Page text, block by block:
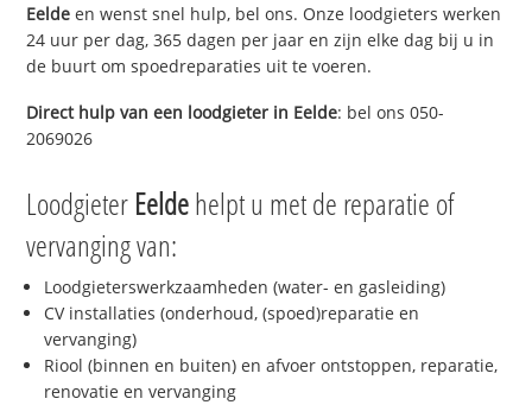
Eelde en wenst snel hulp, bel ons. Onze loodgieters werken
24 uur per dag, 365 dagen per jaar en zijn elke dag bij u in
de buurt om spoedreparaties uit te voeren.
Direct hulp van een loodgieter in Eelde: bel ons 050-
2069026
Loodgieter Eeldehelpt u met de reparatie of
vervanging van:
Loodgieterswerkzaamheden (water- en gasleiding)
CV installaties (onderhoud, (spoed)reparatie en
vervanging)
Riool (binnen en buiten) en afvoer ontstoppen, reparatie,
renovatie en vervanging